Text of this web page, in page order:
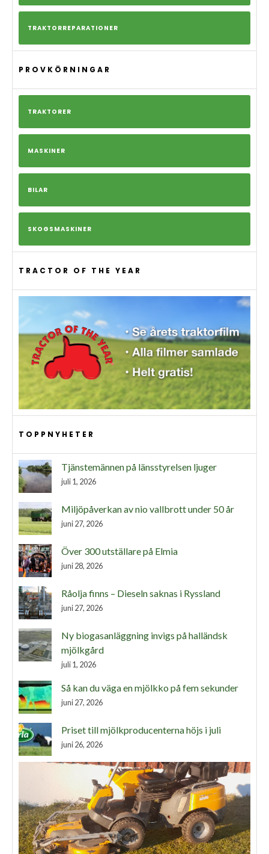
TRAKTORREPARATIONER
PROVKÖRNINGAR
TRAKTORER
MASKINER
BILAR
SKOGSMASKINER
TRACTOR OF THE YEAR
TOPPNYHETER
Tjänstemännen på länsstyrelsen ljuger
juli 1, 2026
Miljöpåverkan av nio vallbrott under 50 år
juni 27, 2026
Över 300 utställare på Elmia
juni 28, 2026
Råolja finns – Dieseln saknas i Ryssland
juni 27, 2026
Ny biogasanläggning invigs på halländsk
mjölkgård
juli 1, 2026
Så kan du väga en mjölkko på fem sekunder
juni 27, 2026
Priset till mjölkproducenterna höjs i juli
juni 26, 2026